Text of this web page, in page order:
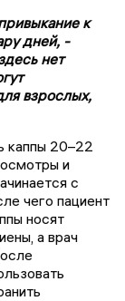
к
дней, -
нет
взрослых,
каппы 20–22
осмотры и
с
чего пациент
носят
а врач